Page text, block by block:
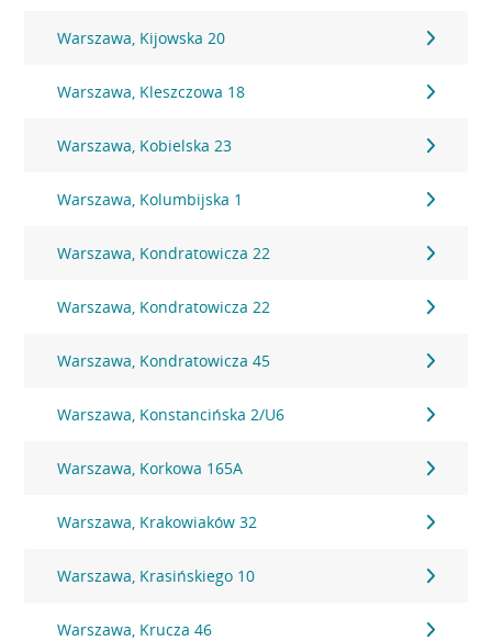
Warszawa, Kijowska 20
Warszawa, Kleszczowa 18
Warszawa, Kobielska 23
Warszawa, Kolumbijska 1
Warszawa, Kondratowicza 22
Warszawa, Kondratowicza 22
Warszawa, Kondratowicza 45
Warszawa, Konstancińska 2/U6
Warszawa, Korkowa 165A
Warszawa, Krakowiaków 32
Warszawa, Krasińskiego 10
Warszawa, Krucza 46